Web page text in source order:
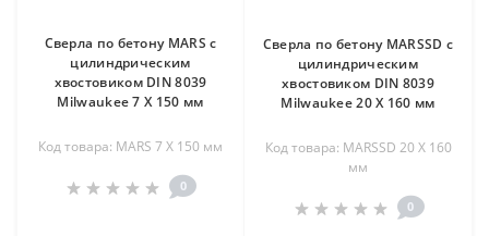
Сверла по бетону MARS с
цилиндрическим
хвостовиком DIN 8039
Milwaukee 7 X 150 мм
Код товара: MARS 7 X 150 мм
0
Сверла по бетону MARSSD с
цилиндрическим
хвостовиком DIN 8039
Milwaukee 20 X 160 мм
Код товара: MARSSD 20 X 160
мм
0